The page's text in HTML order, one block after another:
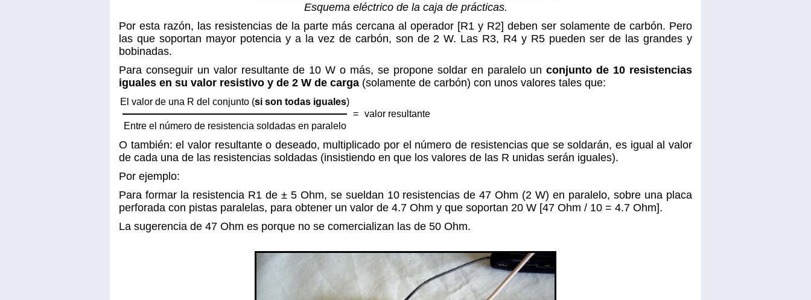
Esquema eléctrico de la caja de prácticas.
Por esta razón, las resistencias de la parte más cercana al operador [R1 y R2] deben ser solamente de carbón. Pero
las que soportan mayor potencia y a la vez de carbón, son de 2 W. Las R3, R4 y R5 pueden ser de las grandes y
bobinadas.
Para conseguir un valor resultante de 10 W o más, se propone soldar en paralelo unconjunto de 10 resistencias
iguales en su valor resistivo y de 2 W de carga (solamente de carbón) con unos valores tales que:
El valor de una R del conjunto (si son todas iguales)
= valor resultante
Entre el número de resistencia soldadas en paralelo
O también: el valor resultante o deseado, multiplicado por el número de resistencias que se soldarán, es igual al valor
de cada una de las resistencias soldadas (insistiendo en que los valores de las R unidas serán iguales).
Por ejemplo:
Para formar la resistencia R1 de ± 5 Ohm, se sueldan 10 resistencias de 47 Ohm (2 W) en paralelo, sobre una placa
perforada con pistas paralelas, para obtener un valor de 4.7 Ohm y que soportan 20 W [47 Ohm / 10 = 4.7 Ohm].
La sugerencia de 47 Ohm es porque no se comercializan las de 50 Ohm.